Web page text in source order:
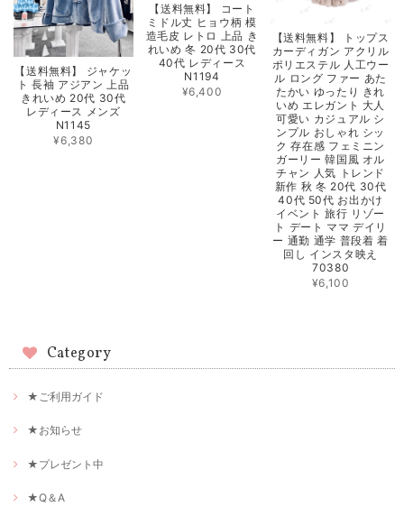
【送料無料】 ジャケッ
ト 長袖 アジアン 上品
きれいめ 20代 30代
レディース メンズ
N1145
¥6,380
【送料無料】 コート
ミドル丈 ヒョウ柄 模
造毛皮 レトロ 上品 き
れいめ 冬 20代 30代
40代 レディース
N1194
¥6,400
【送料無料】 トップス
カーディガン アクリル
ポリエステル 人工ウー
ル ロング ファー あた
たかい ゆったり きれ
いめ エレガント 大人
可愛い カジュアル シ
ンプル おしゃれ シッ
ク 存在感 フェミニン
ガーリー 韓国風 オル
チャン 人気 トレンド
新作 秋 冬 20代 30代
40代 50代 お出かけ
イベント 旅行 リゾー
ト デート ママ デイリ
ー 通勤 通学 普段着 着
回し インスタ映え
70380
¥6,100
Category
★ご利用ガイド
★お知らせ
★プレゼント中
★Q＆A